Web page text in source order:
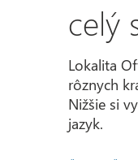
celý
Lokalita
rôznych
Nižšie si
jazyk.